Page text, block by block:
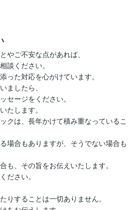
やご不安な点があれば、
談ください。
った対応を心がけています。
ましたら、
セージをください。
たします。
クは、長年かけて積み重なっているこ
場合もありますが、そうでない場合も
も、その旨をお伝えいたします。
ださい。
りすることは一切ありません。